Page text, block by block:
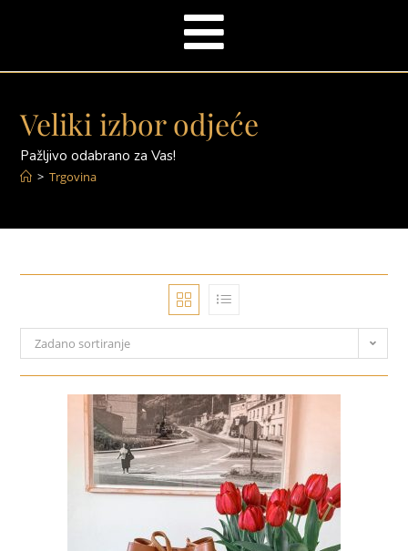
Veliki izbor odjeće
Pažljivo odabrano za Vas!
> Trgovina
Zadano sortiranje